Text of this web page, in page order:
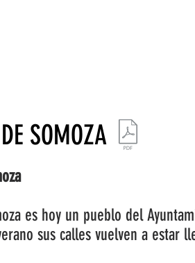
SOMOZA
es hoy un pueblo del
sus calles vuelven a estar